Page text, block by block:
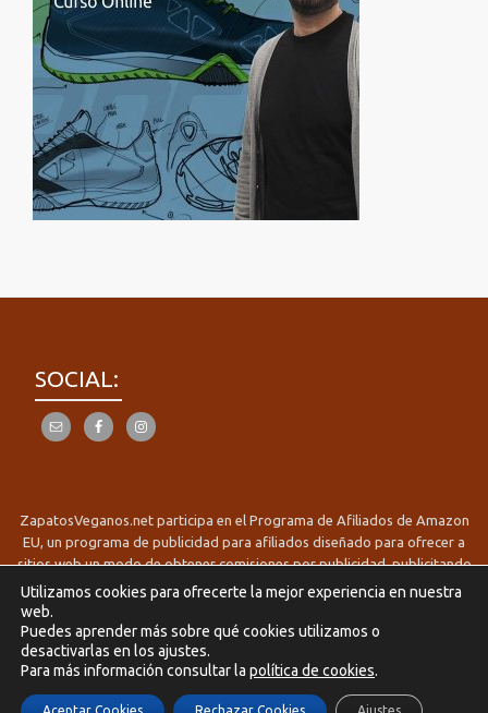
SOCIAL:
ZapatosVeganos.net participa en el Programa de Afiliados de Amazon
EU, un programa de publicidad para afiliados diseñado para ofrecer a
sitios web un modo de obtener comisiones por publicidad, publicitando
e incluyendo enlaces a Amazon.es/es.buyvip.com Derechos reservados
Menú
secundario
Política de Privacidad Política de Cookies Avisos Legales
Utilizamos cookies para ofrecerte la mejor experiencia en nuestra
web.
Puedes aprender más sobre qué cookies utilizamos o
desactivarlas en los ajustes.
Para más información consultar la política de cookies.